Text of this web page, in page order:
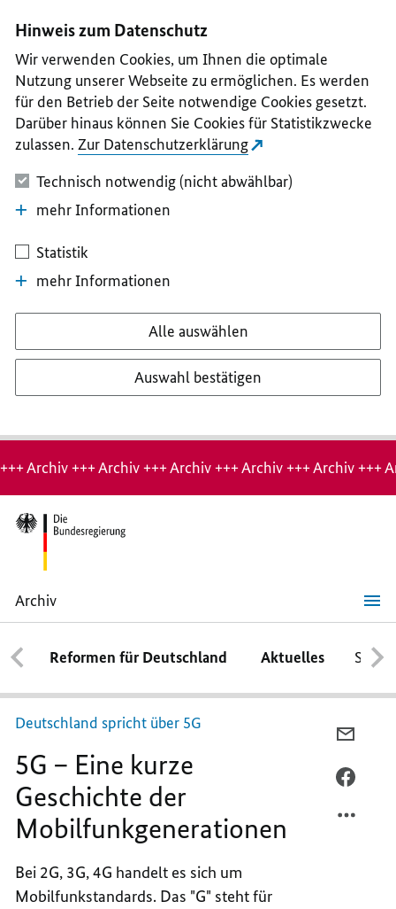
II
III
IV
V
Hinweis zum Datenschutz
Wir verwenden Cookies, um Ihnen die optimale
Nutzung unserer Webseite zu ermöglichen. Es werden
für den Betrieb der Seite notwendige Cookies gesetzt.
Darüber hinaus können Sie Cookies für Statistikzwecke
zulassen. Zur Datenschutzerklärung
Technisch notwendig (nicht abwählbar)
mehr Informationen
Statistik
mehr Informationen
Alle auswählen
Auswahl bestätigen
Hinweis:
Archiv-
Seite
+++ Archiv +++ Archiv +++ Archiv +++ Archiv +++ Archiv +++
Archiv
5G
Eine
kurze
Geschichte
der
Mobilfunkgenerationen
Reformen für Deutschland Aktuelles
Deutschland spricht über 5G
5G – Eine kurze
Geschichte der
Mobilfunkgenerationen
Bei 2G, 3G, 4G handelt es sich um
Mobilfunkstandards. Das "G" steht für